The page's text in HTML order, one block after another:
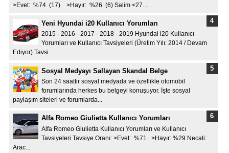
>Evet: %74 (17) >Hayır: %26 (6) Salim <27....
Yeni Hyundai i20 Kullanıcı Yorumları
2015 - 2016 - 2017 - 2018 - 2019 Hyundai i20 Kullanıcı
Yorumları ve Kullanıcı Tavsiyeleri (Üretim Yılı: 2014 / Devam
Ediyor) Tavsi...
Sosyal Medyayı Sallayan Skandal Belge
Son 24 saattir sosyal medyada ve özellikle otomobil
forumlarında herkes bu belgeyi konuşuyor. İşte sosyal
paylaşım siteleri ve forumlarda...
Alfa Romeo Giulietta Kullanıcı Yorumları
Alfa Romeo Giulietta Kullanıcı Yorumları ve Kullanıcı
Tavsiyeleri Tavsiye Oranı: >Evet: %71 >Hayır: %29 Necati:
Arac...